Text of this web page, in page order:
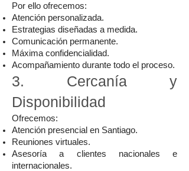
Por ello ofrecemos:
Atención personalizada.
Estrategias diseñadas a medida.
Comunicación permanente.
Máxima confidencialidad.
Acompañamiento durante todo el proceso.
3. Cercanía y
Disponibilidad
Ofrecemos:
Atención presencial en Santiago.
Reuniones virtuales.
Asesoría a clientes nacionales e
internacionales.